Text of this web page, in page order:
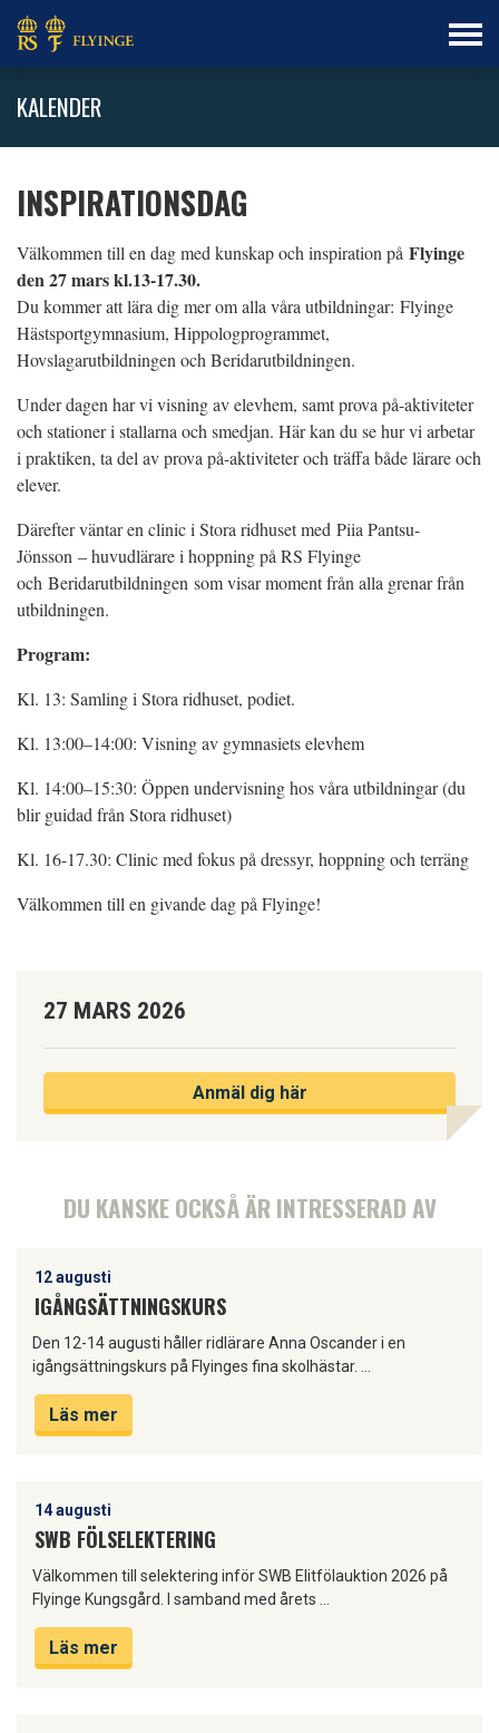
KALENDER
INSPIRATIONSDAG
Välkommen till en dag med kunskap och inspiration på Flyinge
den 27 mars kl.13-17.30.
Du kommer att lära dig mer om alla våra utbildningar: Flyinge
Hästsportgymnasium, Hippologprogrammet,
Hovslagarutbildningen och Beridarutbildningen.
Under dagen har vi visning av elevhem, samt prova på-aktiviteter
och stationer i stallarna och smedjan. Här kan du se hur vi arbetar
i praktiken, ta del av prova på-aktiviteter och träffa både lärare och
elever.
Därefter väntar en clinic i Stora ridhuset med Piia Pantsu-
Jönsson – huvudlärare i hoppning på RS Flyinge
och Beridarutbildningen som visar moment från alla grenar från
utbildningen.
Program:
Kl. 13: Samling i Stora ridhuset, podiet.
Kl. 13:00–14:00: Visning av gymnasiets elevhem
Kl. 14:00–15:30: Öppen undervisning hos våra utbildningar (du
blir guidad från Stora ridhuset)
Kl. 16-17.30: Clinic med fokus på dressyr, hoppning och terräng
Välkommen till en givande dag på Flyinge!
27 MARS 2026
Anmäl dig här
DU KANSKE OCKSÅ ÄR INTRESSERAD AV
12 augusti
IGÅNGSÄTTNINGSKURS
Den 12-14 augusti håller ridlärare Anna Oscander i en
igångsättningskurs på Flyinges fina skolhästar. …
Läs mer
14 augusti
SWB FÖLSELEKTERING
Välkommen till selektering inför SWB Elitfölauktion 2026 på
Flyinge Kungsgård. I samband med årets …
Läs mer